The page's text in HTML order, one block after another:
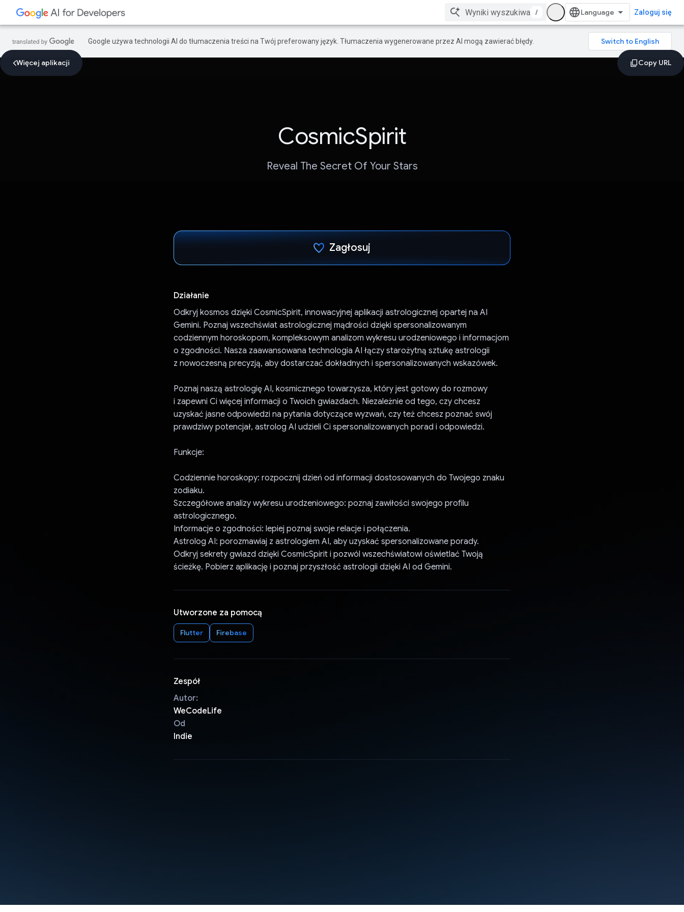
/ Zaloguj się
Google używa technologii AI do tłumaczenia treści na Twój preferowany język. Tłumaczenia wygenerowane przez AI mogą zawierać błędy.
Więcej aplikacji
CosmicSpirit
Reveal The Secret Of Your Stars
Zagłosuj
Działanie
Odkryj kosmos dzięki CosmicSpirit, innowacyjnej aplikacji astrologicznej opartej na AI
Gemini. Poznaj wszechświat astrologicznej mądrości dzięki spersonalizowanym
codziennym horoskopom, kompleksowym analizom wykresu urodzeniowego i informacjom
o zgodności. Nasza zaawansowana technologia AI łączy starożytną sztukę astrologii
z nowoczesną precyzją, aby dostarczać dokładnych i spersonalizowanych wskazówek.
Poznaj naszą astrologię AI, kosmicznego towarzysza, który jest gotowy do rozmowy
i zapewni Ci więcej informacji o Twoich gwiazdach. Niezależnie od tego, czy chcesz
uzyskać jasne odpowiedzi na pytania dotyczące wyzwań, czy też chcesz poznać swój
prawdziwy potencjał, astrolog AI udzieli Ci spersonalizowanych porad i odpowiedzi.
Funkcje:
Codziennie horoskopy: rozpocznij dzień od informacji dostosowanych do Twojego znaku
zodiaku.
Szczegółowe analizy wykresu urodzeniowego: poznaj zawiłości swojego profilu
astrologicznego.
Informacje o zgodności: lepiej poznaj swoje relacje i połączenia.
Astrolog AI: porozmawiaj z astrologiem AI, aby uzyskać spersonalizowane porady.
Odkryj sekrety gwiazd dzięki CosmicSpirit i pozwól wszechświatowi oświetlać Twoją
ścieżkę. Pobierz aplikację i poznaj przyszłość astrologii dzięki AI od Gemini.
Utworzone za pomocą
Flutter Firebase
Zespół
Autor:
WeCodeLife
Od
Indie